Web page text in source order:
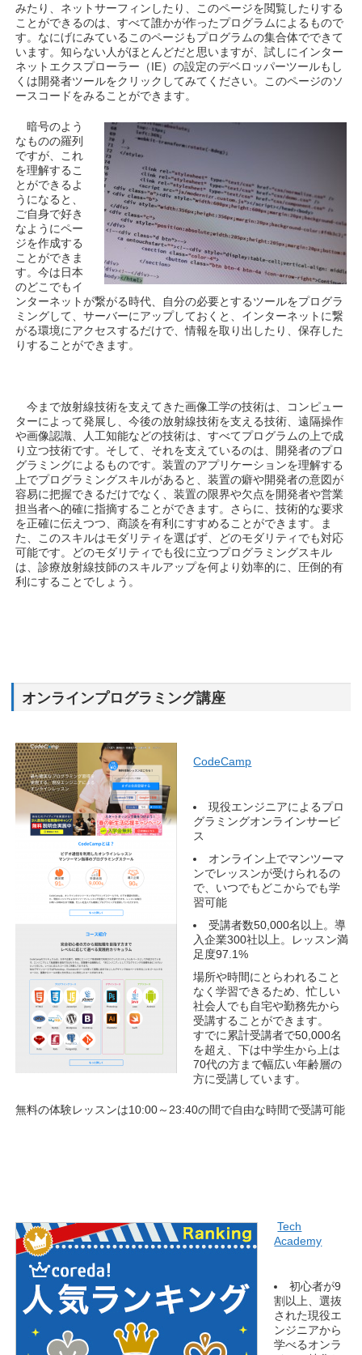
みたり、ネットサーフィンしたり、このページを閲覧したりする
ことができるのは、すべて誰かが作ったプログラムによるもので
す。なにげにみているこのページもプログラムの集合体でできて
います。知らない人がほとんどだと思いますが、試しにインター
ネットエクスプローラー（IE）の設定のデベロッパーツールもし
くは開発者ツールをクリックしてみてください。このページのソ
ースコードをみることができます。
暗号のよう
なものの羅列
ですが、これ
を理解するこ
とができるよ
うになると、
ご自身で好き
なようにペー
ジを作成する
ことができま
す。今は日本
のどこでもイ
ンターネットが繋がる時代、自分の必要とするツールをプログラ
ミングして、サーバーにアップしておくと、インターネットに繋
がる環境にアクセスするだけで、情報を取り出したり、保存した
りすることができます。
今まで放射線技術を支えてきた画像工学の技術は、コンピュー
ターによって発展し、今後の放射線技術を支える技術、遠隔操作
や画像認識、人工知能などの技術は、すべてプログラムの上で成
り立つ技術です。そして、それを支えているのは、開発者のプロ
グラミングによるものです。装置のアプリケーションを理解する
上でプログラミングスキルがあると、装置の癖や開発者の意図が
容易に把握できるだけでなく、装置の限界や欠点を開発者や営業
担当者へ的確に指摘することができます。さらに、技術的な要求
を正確に伝えつつ、商談を有利にすすめることができます。ま
た、このスキルはモダリティを選ばず、どのモダリティでも対応
可能です。どのモダリティでも役に立つプログラミングスキル
は、診療放射線技師のスキルアップを何より効率的に、圧倒的有
利にすることでしょう。
オンラインプログラミング講座
CodeCamp
現役エンジニアによるプロ
グラミングオンラインサービ
ス
オンライン上でマンツーマ
ンでレッスンが受けられるの
で、いつでもどこからでも学
習可能
受講者数50,000名以上。導
入企業300社以上。レッスン満
足度97.1%
場所や時間にとらわれること
なく学習できるため、忙しい
社会人でも自宅や勤務先から
受講することができます。
すでに累計受講者で50,000名
を超え、下は中学生から上は
70代の方まで幅広い年齢層の
方に受講しています。
無料の体験レッスンは10:00～23:40の間で自由な時間で受講可能
Tech
Academy
初心者が9
割以上、選抜
された現役エ
ンジニアから
学べるオンラ